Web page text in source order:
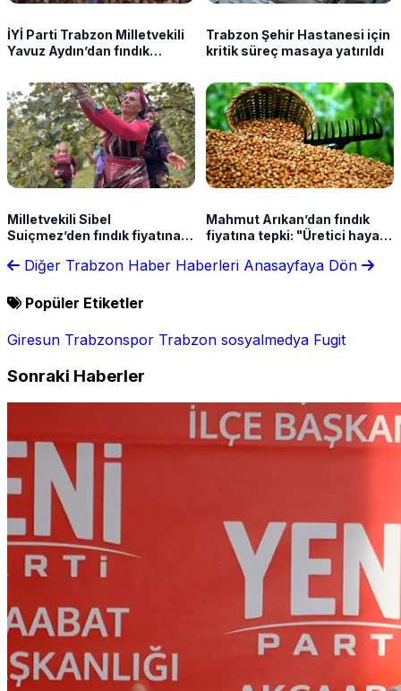
İYİ Parti Trabzon Milletvekili
Yavuz Aydın’dan fındık
Trabzon Şehir Hastanesi için
kritik süreç masaya yatırıldı
Milletvekili Sibel
Suiçmez’den fındık fiyatına
edilemez"
Mahmut Arıkan’dan fındık
fiyatına tepki: "Üretici hayal
Diğer Trabzon Haber Haberleri Anasayfaya Dön
Popüler Etiketler
Giresun Trabzonspor Trabzon sosyalmedya Fugit
Sonraki Haberler